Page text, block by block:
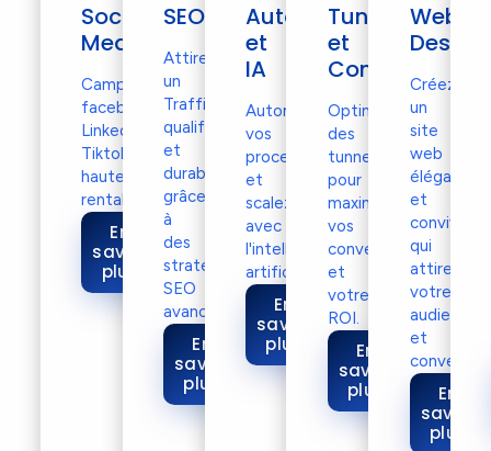
Social
Media
Campagnes
facebook,
LinkedIn,
Tiktok
hautement
rentables.
En
savoir
plus
SEO
Attirez
un
Traffic
qualifie
et
durable
grâce
à
des
stratégies
SEO
avancées.
En
savoir
plus
Automatisation
et
IA
Automatisez
vos
processus
et
scalez
avec
l'intelligence
artificielle.
En
savoir
plus
Tunnel
et
Conversions
Optimisation
des
tunnels
pour
maximiser
vos
conversions
et
votre
ROI.
En
savoir
plus
Web
Design​
Créez
un
site
web
élégant
et
convivial
qui
attire
votre
audience
et
converti.
En
savoir
plus